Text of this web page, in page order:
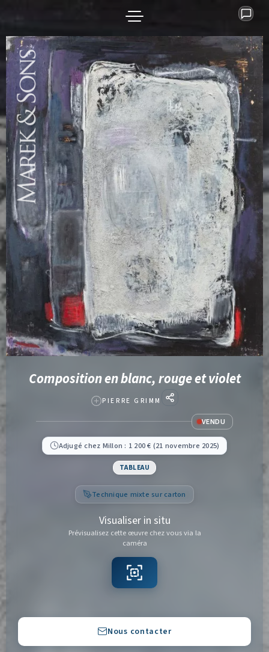
Composition en blanc, rouge et violet
PIERRE GRIMM
VENDU
Adjugé chez Millon : 1 200 € (21 novembre 2025)
TABLEAU
Technique mixte sur carton
Visualiser in situ
Prévisualisez cette œuvre chez vous via la
caméra
Nous contacter
Copier